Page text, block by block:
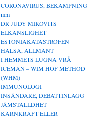
CORONAVIRUS, BEKÄMPNING
mm
DR JUDY MIKOVITS
ELKÄNSLIGHET
ESTONIAKATASTROFEN
HÄLSA, ALLMÄNT
I HEMMETS LUGNA VRÅ
ICEMAN – WIM HOF METHOD
(WHM)
IMMUNOLOGI
INSÄNDARE, DEBATTINLÄGG
JÄMSTÄLLDHET
KÄRNKRAFT ELLER